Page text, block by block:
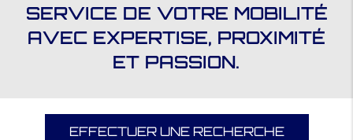
SERVICE DE VOTRE MOBILITÉ
AVEC EXPERTISE, PROXIMITÉ
ET PASSION.
EFFECTUER UNE RECHERCHE